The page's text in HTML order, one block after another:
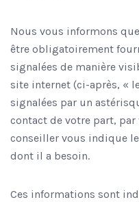
Nous vous informons
être obligatoirement
signalées de manière
site internet (ci-après, «
signalées par un
contact de votre part, par
conseiller vous indique
dont il a besoin.
Ces informations sont